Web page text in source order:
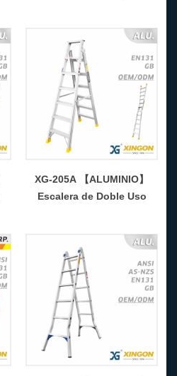
XG-205A 【ALUMINIO】
Escalera de Doble Uso